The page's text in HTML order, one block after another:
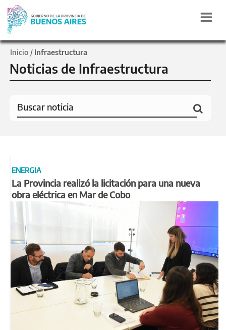
Inicio / Infraestructura
Noticias de Infraestructura
ENERGIA
La Provincia realizó la licitación para una nueva
obra eléctrica en Mar de Cobo